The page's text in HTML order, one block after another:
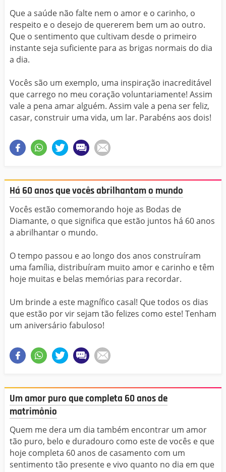
Que a saúde não falte nem o amor e o carinho, o
respeito e o desejo de quererem bem um ao outro.
Que o sentimento que cultivam desde o primeiro
instante seja suficiente para as brigas normais do dia
a dia.
Vocês são um exemplo, uma inspiração inacreditável
que carrego no meu coração voluntariamente! Assim
vale a pena amar alguém. Assim vale a pena ser feliz,
casar, construir uma vida, um lar. Parabéns aos dois!
Há 60 anos que vocês abrilhantam o mundo
Vocês estão comemorando hoje as Bodas de
Diamante, o que significa que estão juntos há 60 anos
a abrilhantar o mundo.
O tempo passou e ao longo dos anos construíram
uma família, distribuíram muito amor e carinho e têm
hoje muitas e belas memórias para recordar.
Um brinde a este magnífico casal! Que todos os dias
que estão por vir sejam tão felizes como este! Tenham
um aniversário fabuloso!
Um amor puro que completa 60 anos de
matrimônio
Quem me dera um dia também encontrar um amor
tão puro, belo e duradouro como este de vocês e que
hoje completa 60 anos de casamento com um
sentimento tão presente e vivo quanto no dia em que